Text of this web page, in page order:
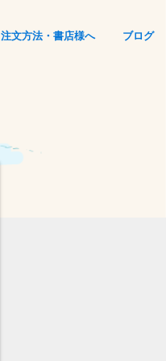
注文方法・書店様へ ブログ